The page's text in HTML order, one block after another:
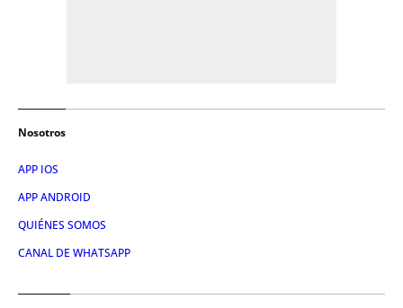
Nosotros
APP IOS
APP ANDROID
QUIÉNES SOMOS
CANAL DE WHATSAPP